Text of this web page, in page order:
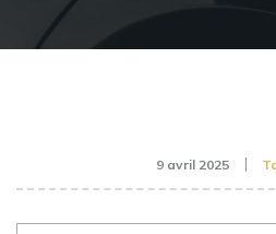
9 avril 2025